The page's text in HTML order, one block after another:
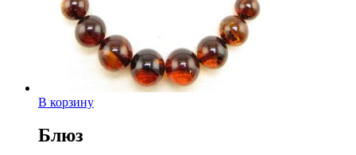
В корзину
Блюз